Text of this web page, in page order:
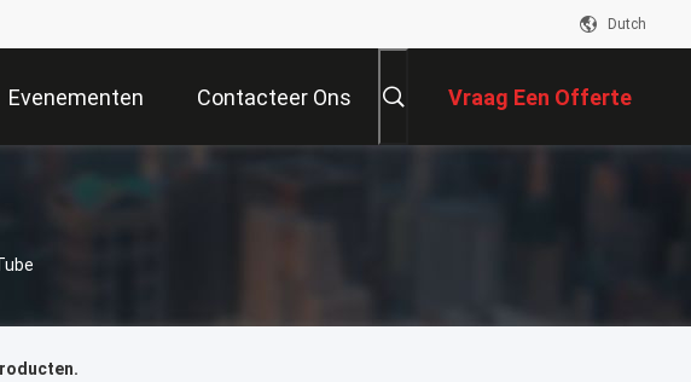
Dutch
Evenementen Contacteer Ons Vraag Een Offerte